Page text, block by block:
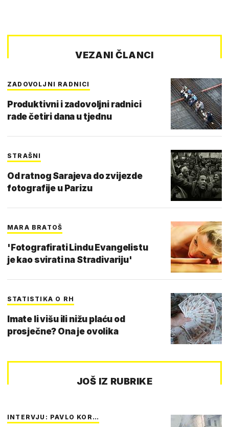
VEZANI ČLANCI
ZADOVOLJNI RADNICI
Produktivni i zadovoljni radnici
rade četiri dana u tjednu
STRAŠNI
Od ratnog Sarajeva do zvijezde
fotografije u Parizu
MARA BRATOŠ
'Fotografirati Lindu Evangelistu
je kao svirati na Stradivariju'
STATISTIKA O RH
Imate li višu ili nižu plaću od
prosječne? Ona je ovolika
JOŠ IZ RUBRIKE
INTERVJU: PAVLO KOR…